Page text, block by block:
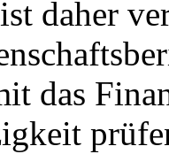
daher
das